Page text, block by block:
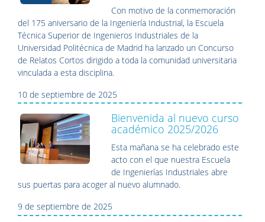
Con motivo de la conmemoración
del 175 aniversario de la Ingeniería Industrial, la Escuela
Técnica Superior de Ingenieros Industriales de la
Universidad Politécnica de Madrid ha lanzado un Concurso
de Relatos Cortos dirigido a toda la comunidad universitaria
vinculada a esta disciplina.
10 de septiembre de 2025
Bienvenida al nuevo curso
académico 2025/2026
Esta mañana se ha celebrado este
acto con el que nuestra Escuela
de Ingenierías Industriales abre
sus puertas para acoger al nuevo alumnado.
9 de septiembre de 2025